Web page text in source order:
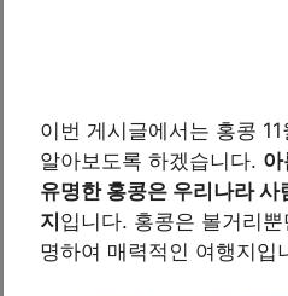
이번 게시글에서는 홍콩
알아보도록 하겠습니다.
유명한 홍콩은 우리나라
지입니다. 홍콩은 볼거리
명하여 매력적인 여행지입